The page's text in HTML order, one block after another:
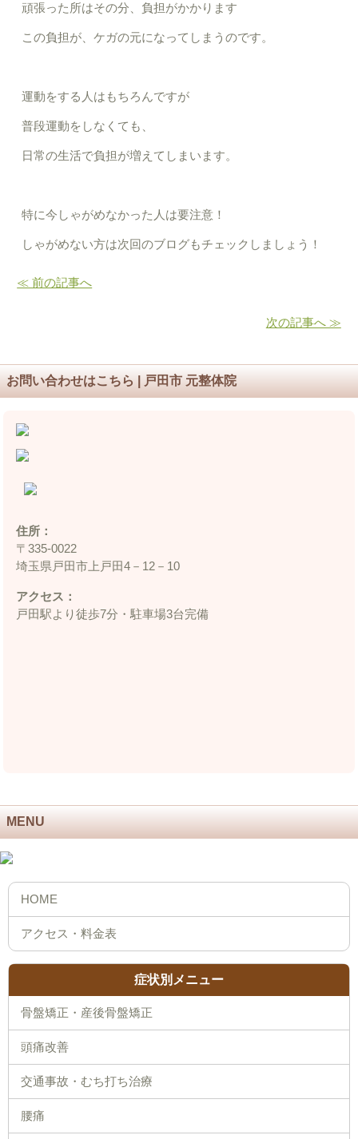
頑張った所はその分、負担がかかります
この負担が、ケガの元になってしまうのです。
運動をする人はもちろんですが
普段運動をしなくても、
日常の生活で負担が増えてしまいます。
特に今しゃがめなかった人は要注意！
しゃがめない方は次回のブログもチェックしましょう！
≪ 前の記事へ
次の記事へ ≫
お問い合わせはこちら | 戸田市 元整体院
住所：
〒335‐0022
埼玉県戸田市上戸田4－12－10
アクセス：
戸田駅より徒歩7分・駐車場3台完備
MENU
症状別メニュー
骨盤矯正・産後骨盤矯正
頭痛改善
交通事故・むち打ち治療
腰痛